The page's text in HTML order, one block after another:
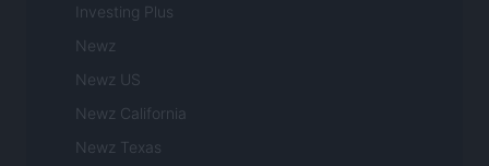
Investing Plus
Newz
Newz US
Newz California
Newz Texas